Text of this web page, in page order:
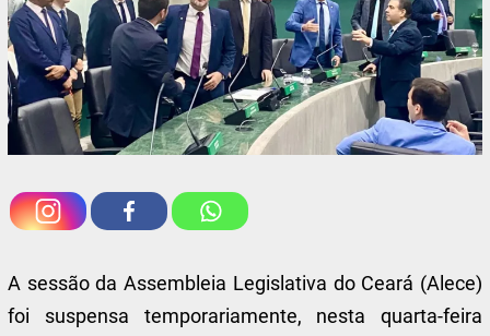
A sessão da Assembleia Legislativa do Ceará (Alece)
foi suspensa temporariamente, nesta quarta-feira